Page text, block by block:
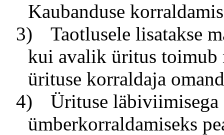
Kaubanduse
3)
Taotlusele lisatakse
kui avalik üritus toimub
ürituse korraldaja
4)
Ürituse
ümberkorraldamiseks